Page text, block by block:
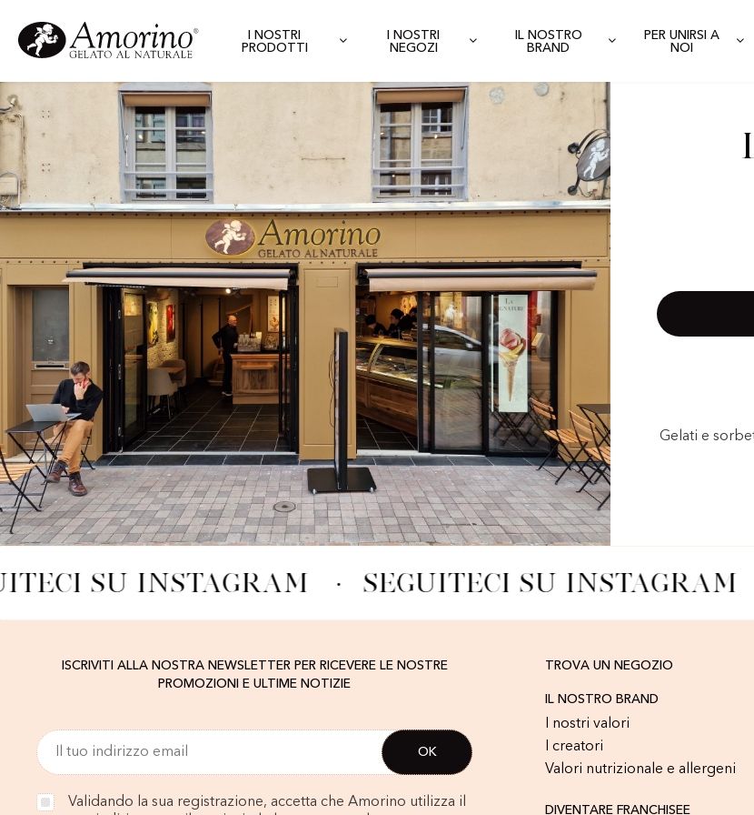
I NOSTRI
PRODOTTI
I NOSTRI
NEGOZI
IL NOSTRO
BRAND
PER UNIRSI A
NOI
Gelati e
SU INSTAGRAM · SEGUITECI SU INSTAGRAM
ISCRIVITI ALLA NOSTRA NEWSLETTER PER RICEVERE LE NOSTRE
PROMOZIONI E ULTIME NOTIZIE
Validando la sua registrazione, accetta che Amorino utilizza il
TROVA UN NEGOZIO
IL NOSTRO BRAND
I nostri valori
I creatori
Valori nutrizionale e allergeni
DIVENTARE FRANCHISEE